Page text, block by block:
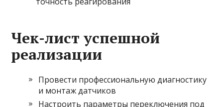
Чек-лист успешной
реализации
Провести профессиональную диагностику
и монтаж датчиков
Настроить параметры переключения под